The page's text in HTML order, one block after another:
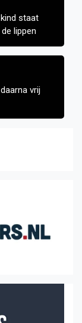
staat
lippen
vrij